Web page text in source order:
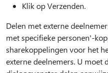
Klik op Verzenden.
Delen met externe
met specifieke personen'-
sharekoppelingen voor het
externe deelnemers. U moet